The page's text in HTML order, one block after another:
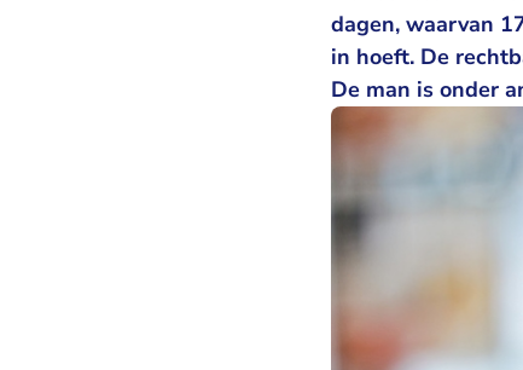
dagen, waarvan
in hoeft. De
De man is onder